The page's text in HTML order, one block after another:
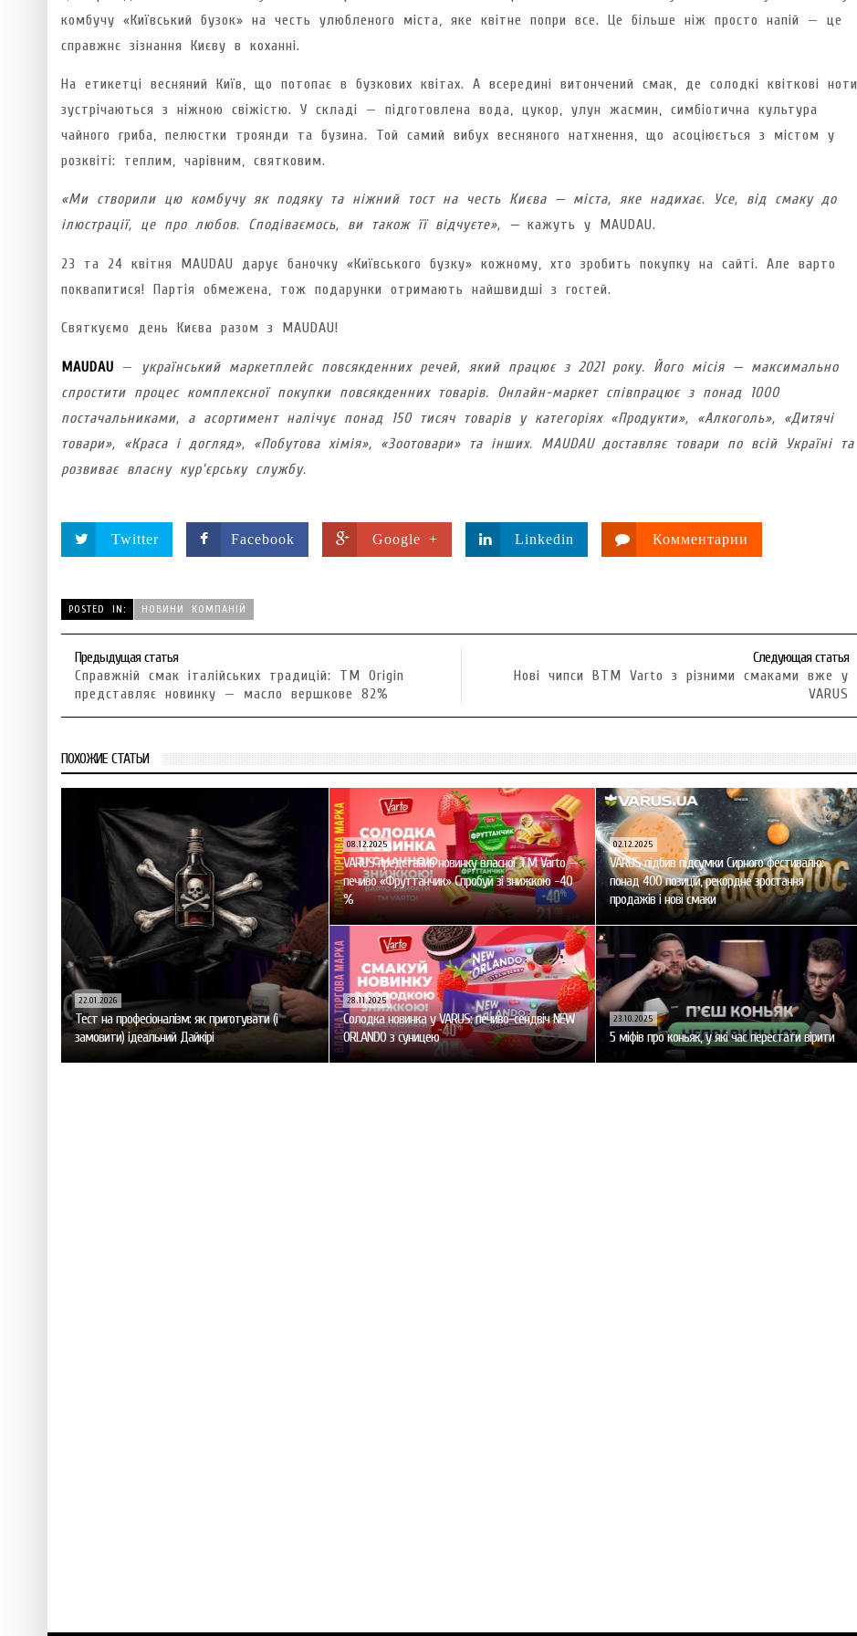
комбучу «Київський бузок» на честь улюбленого міста, яке квітне попри все. Це більше ніж просто напій — це
справжнє зізнання Києву в коханні.
На етикетці весняний Київ, що потопає в бузкових квітах. А всередині витончений смак, де солодкі квіткові ноти
зустрічаються з ніжною свіжістю. У складі — підготовлена вода, цукор, улун жасмин, симбіотична культура
чайного гриба, пелюстки троянди та бузина. Той самий вибух весняного натхнення, що асоціюється з містом у
розквіті: теплим, чарівним, святковим.
«Ми створили цю комбучу як подяку та ніжний тост на честь Києва — міста, яке надихає. Усе, від смаку до
ілюстрації, це про любов. Сподіваємось, ви також її відчуєте», — кажуть у MAUDAU.
23 та 24 квітня MAUDAU дарує баночку «Київського бузку» кожному, хто зробить покупку на сайті. Але варто
поквапитися! Партія обмежена, тож подарунки отримають найшвидші з гостей.
Святкуємо день Києва разом з MAUDAU!
MAUDAU —
український маркетплейс повсякденних речей, який працює з 2021 року. Його місія — максимально
спростити процес комплексної покупки повсякденних товарів. Онлайн-маркет співпрацює з понад 1000
постачальниками, а асортимент налічує понад 150 тисяч товарів у категоріях «Продукти», «Алкоголь», «Дитячі
товари», «Краса і догляд», «Побутова хімія», «Зоотовари» та інших. MAUDAU доставляє товари по всій Україні та
розвиває власну кур’єрську службу.
Twitter Facebook Google + Linkedin Комментарии
POSTED IN: НОВИНИ КОМПАНІЙ
Предыдущая статья
Справжній смак італійських традицій: TM Origin
представляє новинку — масло вершкове 82%
Следующая статья
Нові чипси ВТМ Varto з різними смаками вже у
VARUS
ПОХОЖИЕ СТАТЬИ
22.01.2026
Тест на професіоналізм: як приготувати (і
замовити) ідеальний Дайкірі
08.12.2025
VARUS представив новинку власної ТМ Varto —
печиво «Фруттанчик» Спробуй зі знижкою -40
%
02.12.2025
VARUS підбив підсумки Сирного фестивалю:
понад 400 позицій, рекордне зростання
продажів і нові смаки
28.11.2025
Солодка новинка у VARUS: печиво-сендвіч NEW
ORLANDO з суницею
23.10.2025
5 міфів про коньяк, у які час перестати вірити